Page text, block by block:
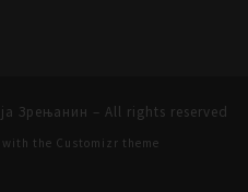
Зрењанин – All rights reserved
with the Customizr theme